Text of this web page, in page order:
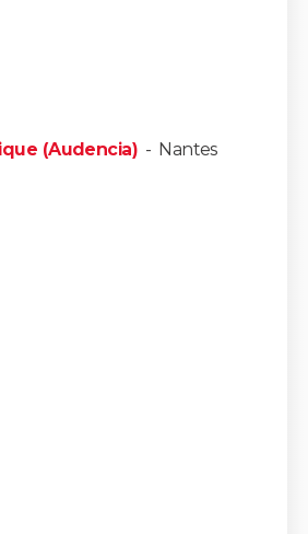
(Audencia) - Nantes